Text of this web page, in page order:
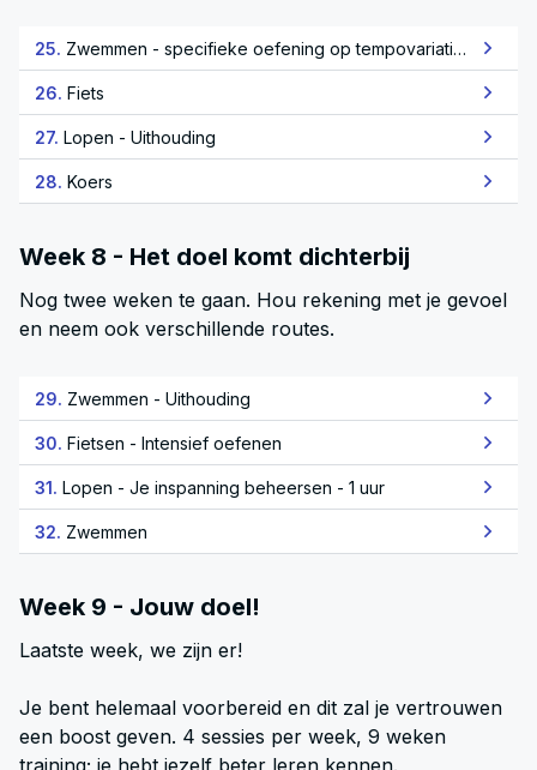
25. Zwemmen - specifieke oefening op tempovariaties
26. Fiets
27. Lopen - Uithouding
28. Koers
Week 8 - Het doel komt dichterbij
Nog twee weken te gaan. Hou rekening met je gevoel
en neem ook verschillende routes.
29. Zwemmen - Uithouding
30. Fietsen - Intensief oefenen
31. Lopen - Je inspanning beheersen - 1 uur
32. Zwemmen
Week 9 - Jouw doel!
Laatste week, we zijn er!
Je bent helemaal voorbereid en dit zal je vertrouwen
een boost geven. 4 sessies per week, 9 weken
training; je hebt jezelf beter leren kennen.